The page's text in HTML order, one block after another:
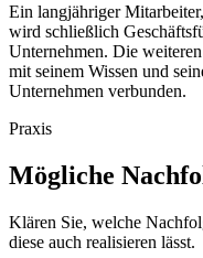
Ein langjähriger
wird schließlich
Unternehmen. Die
mit seinem Wissen und
Unternehmen verbunden.
Praxis
Mögliche
Klären Sie, welche
diese auch realisieren lässt.